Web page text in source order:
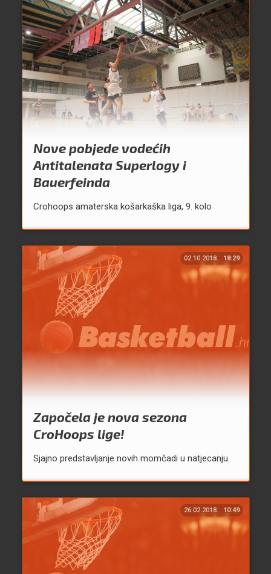
Nove pobjede vodećih
Antitalenata Superlogy i
Bauerfeinda
Crohoops amaterska košarkaška liga, 9. kolo
02.10.2018. 18:29
Započela je nova sezona
CroHoops lige!
Sjajno predstavljanje novih momčadi u natjecanju.
26.02.2018. 10:49